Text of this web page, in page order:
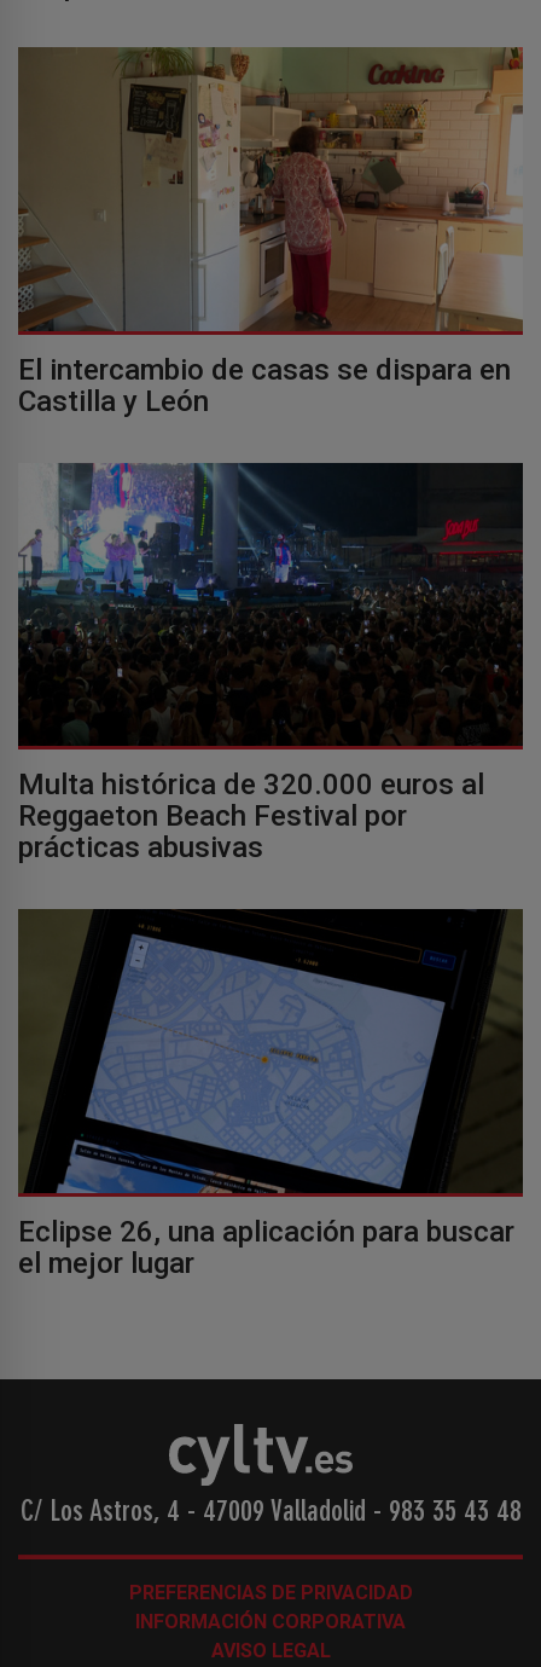
El intercambio de casas se dispara en
Castilla y León
Multa histórica de 320.000 euros al
Reggaeton Beach Festival por
prácticas abusivas
Eclipse 26, una aplicación para buscar
el mejor lugar
C/ Los Astros, 4 - 47009 Valladolid - 983 35 43 48
PREFERENCIAS DE PRIVACIDAD
INFORMACIÓN CORPORATIVA
AVISO LEGAL